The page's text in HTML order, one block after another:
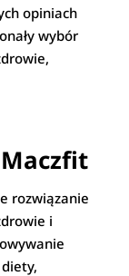
opiniach
wybór
rozwiązanie
i